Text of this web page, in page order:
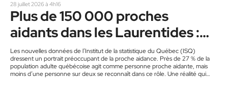
28 juillet 2026 à 4h16
Plus de 150 000 proches
aidants dans les Laurentides :
près d’une personne sur deux se
reconnaît comme telle
Les nouvelles données de l’Institut de la statistique du Québec (ISQ)
dressent un portrait préoccupant de la proche aidance. Près de 27 % de la
population adulte québécoise agit comme personne proche aidante, mais
moins d’une personne sur deux se reconnaît dans ce rôle. Une réalité qui